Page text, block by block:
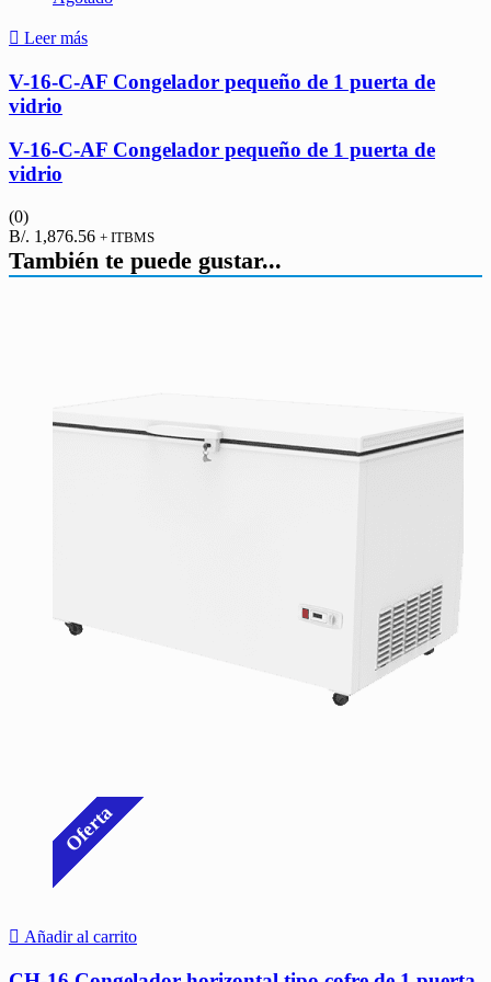
Leer más
V-16-C-AF Congelador pequeño de 1 puerta de
vidrio
V-16-C-AF Congelador pequeño de 1 puerta de
vidrio
(0)
B/. 1,876.56 + ITBMS
También te puede gustar...
Oferta
Añadir al carrito